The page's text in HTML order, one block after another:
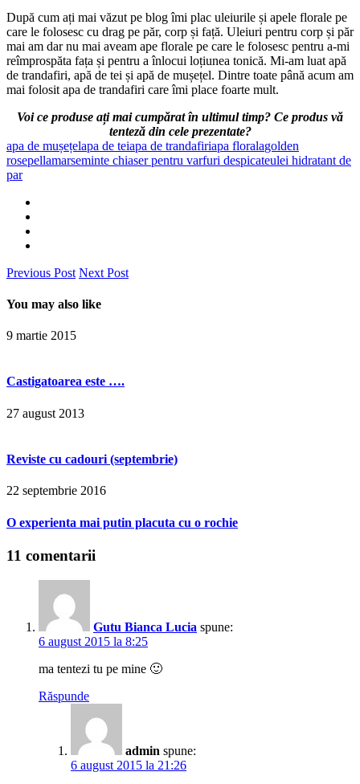
După cum ați mai văzut pe blog îmi plac uleiurile și apele florale pe
care le folosesc cu drag pe păr, corp și față. Uleiuri pentru corp și păr
mai am dar nu mai aveam ape florale pe care le folosesc pentru a-mi
reîmprospăta fața și pentru a înlocui loțiunea tonică. Mi-am luat apă
de trandafiri, apă de tei și apă de mușețel. Dintre toate până acum am
mai folosit apa de trandafiri care îmi place foarte mult.
Voi ce produse ați mai cumpărat în ultimul timp? Ce produs vă
tenteză din cele prezentate?
apa de mușețelapa de teiapa de trandafiriapa floralagolden
rosepellamarseminte chiaser pentru varfuri despicateulei hidratant de
par
Previous Post Next Post
You may also like
9 martie 2015
Castigatoarea este ….
27 august 2013
Reviste cu cadouri (septembrie)
22 septembrie 2016
O experienta mai putin placuta cu o rochie
11 comentarii
Gutu Bianca Lucia spune:
6 august 2015 la 8:25
ma tentezi tu pe mine 🙂
Răspunde
admin spune:
6 august 2015 la 21:26